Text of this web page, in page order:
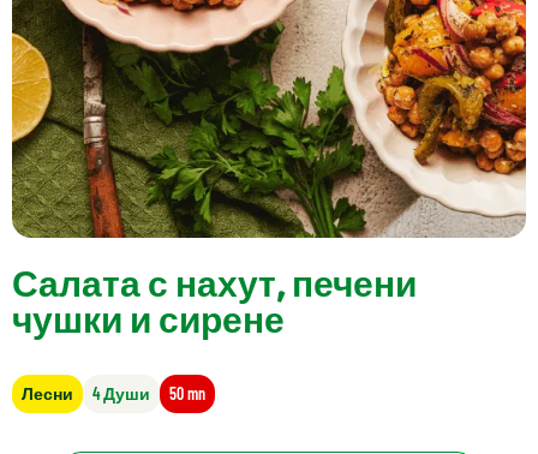
Салата с нахут, печени
чушки и сирене
Лесни 4 Души 50 mn